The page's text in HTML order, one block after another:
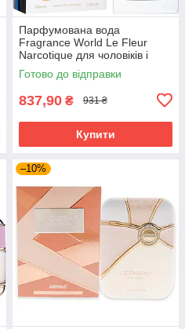
Парфумована вода
Fragrance World Le Fleur
Narcotique для чоловіків і
жінок edp 100 ml
Готово до відправки
837,90 ₴ 931 ₴
Купити
–10%